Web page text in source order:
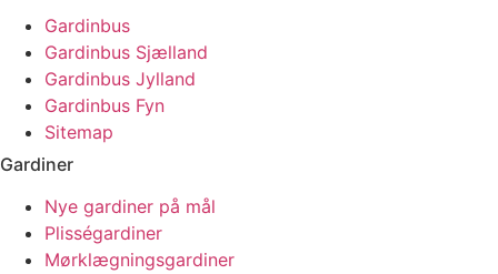
Gardinbus
Gardinbus Sjælland
Gardinbus Jylland
Gardinbus Fyn
Sitemap
Gardiner
Nye gardiner på mål
Plisségardiner
Mørklægningsgardiner